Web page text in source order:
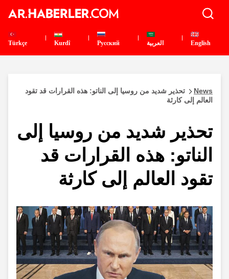
English العربية Pусский
Kurdî
Türkçe
News
تحذير شديد من روسيا إلى الناتو: هذه القرارات قد تقود
العالم إلى كارثة
تحذير شديد من روسيا إلى
الناتو: هذه القرارات قد
تقود العالم إلى كارثة